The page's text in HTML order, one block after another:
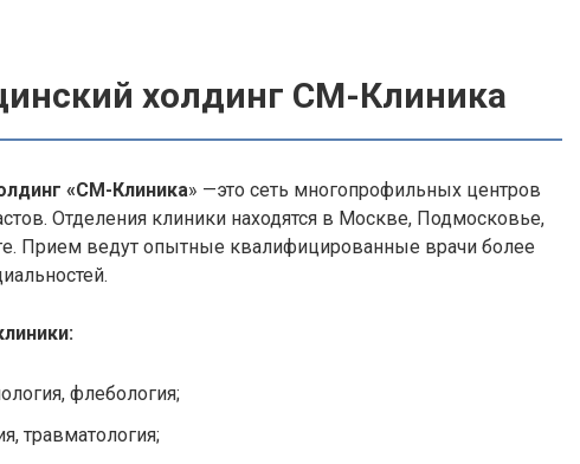
холдинг СМ-Клиника
«СМ-Клиника» —это сеть многопрофильных центров
Отделения клиники находятся в Москве, Подмосковье,
Прием ведут опытные квалифицированные врачи более
флебология;
травматология;